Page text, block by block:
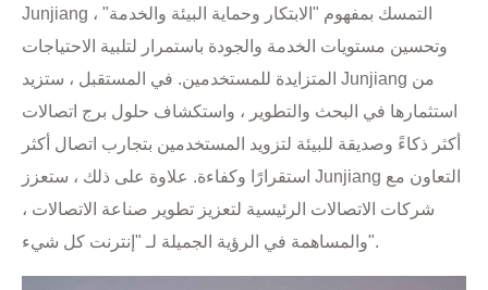
Junjiang التمسك بمفهوم "الابتكار وحماية البيئة والخدمة" ،
وتحسين مستويات الخدمة والجودة باستمرار لتلبية الاحتياجات
المتزايدة للمستخدمين. في المستقبل ، ستزيد Junjiang من
استثمارها في البحث والتطوير ، واستكشاف حلول برج اتصالات
أكثر ذكاءً وصديقة للبيئة لتزويد المستخدمين بتجارب اتصال أكثر
استقرارًا وكفاءة. علاوة على ذلك ، ستعزز Junjiang التعاون مع
شركات الاتصالات الرئيسية لتعزيز تطوير صناعة الاتصالات ،
والمساهمة في الرؤية الجميلة لـ "إنترنت كل شيء".